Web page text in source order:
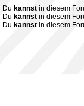
Du kannst in diesem
Du kannst in diesem
Du kannst in diesem